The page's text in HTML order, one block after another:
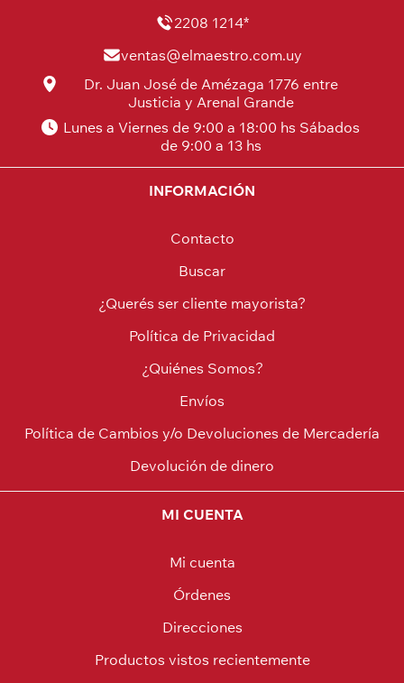
2208 1214*
ventas@elmaestro.com.uy
Dr. Juan José de Amézaga 1776 entre
Justicia y Arenal Grande
Lunes a Viernes de 9:00 a 18:00 hs Sábados
de 9:00 a 13 hs
INFORMACIÓN
Contacto
Buscar
¿Querés ser cliente mayorista?
Política de Privacidad
¿Quiénes Somos?
Envíos
Política de Cambios y/o Devoluciones de Mercadería
Devolución de dinero
MI CUENTA
Mi cuenta
Órdenes
Direcciones
Productos vistos recientemente